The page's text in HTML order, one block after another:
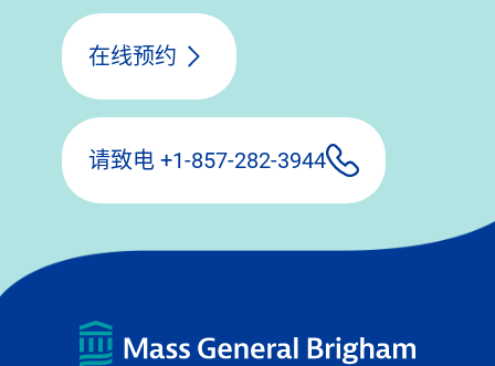
在线预约
请致电 +1-857-282-3944